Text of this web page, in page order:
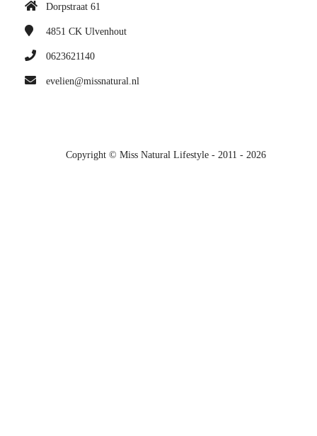
Dorpstraat 61
4851 CK Ulvenhout
0623621140
evelien@missnatural.nl
Copyright © Miss Natural Lifestyle - 2011 - 2026